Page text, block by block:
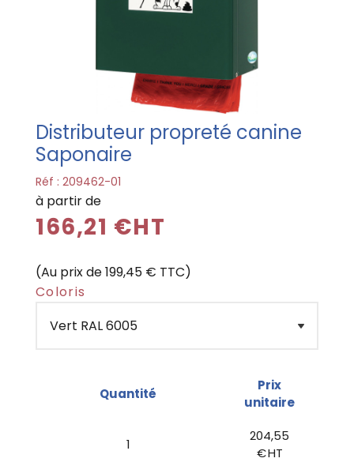
Distributeur propreté canine
Saponaire
Réf : 209462-01
à partir de
166,21 €HT
(Au prix de 199,45 € TTC)
Coloris
Quantité
Prix
unitaire
1
204,55
€ HT